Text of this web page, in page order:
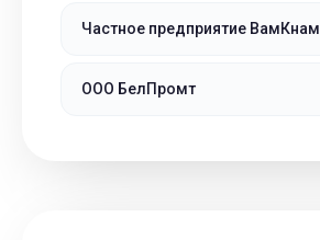
Частное предприятие ВамКнам
ООО БелПромт